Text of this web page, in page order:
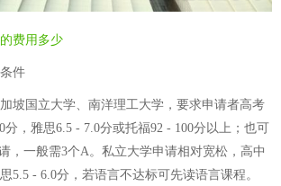
费用多少
件
坡国立大学、南洋理工大学，要求申请者高考
分，雅思6.5 - 7.0分或托福92 - 100分以上；也可
，一般需3个A。私立大学申请相对宽松，高中
5.5 - 6.0分，若语言不达标可先读语言课程。